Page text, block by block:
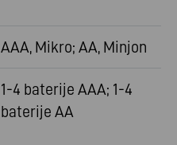
AAA, Mikro; AA, Minjon
1-4 baterije AAA; 1-4
baterije AA